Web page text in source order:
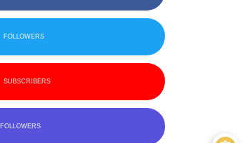
FOLLOWERS
SUBSCRIBERS
FOLLOWERS